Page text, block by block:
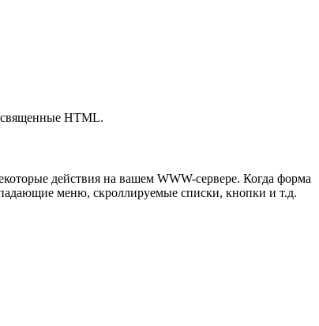
HTML.
действия на вашем WWW-сервере. Когда форма
меню, скроллируемые списки, кнопки и т.д.